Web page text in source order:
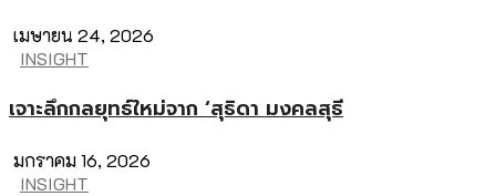
เมษายน 24, 2026
INSIGHT
เจาะลึกกลยุทธ์ใหม่จาก ‘สุธิดา มงคลสุธี
มกราคม 16, 2026
INSIGHT